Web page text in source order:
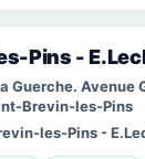
Pins -
Guerche. Avenue
Brevin-les-Pins
les-Pins -